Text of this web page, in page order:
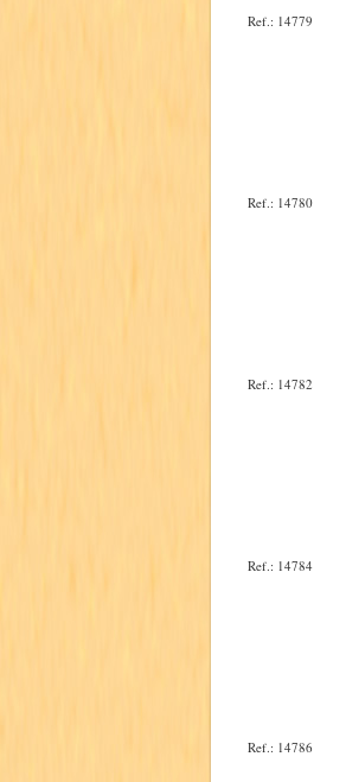
Ref.: 14779
Ref.: 14780
Ref.: 14782
Ref.: 14784
Ref.: 14786